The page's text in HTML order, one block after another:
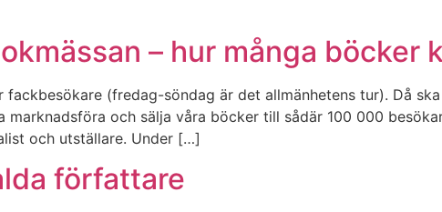
– hur många böcker
(fredag-söndag är det allmänhetens tur). Då
och sälja våra böcker till sådär 100 000
och utställare. Under […]
författare